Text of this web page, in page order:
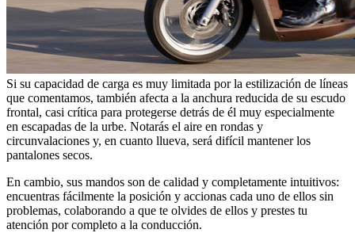
Si su capacidad de carga es muy limitada por la estilización de líneas
que comentamos, también afecta a la anchura reducida de su escudo
frontal, casi crítica para protegerse detrás de él muy especialmente
en escapadas de la urbe. Notarás el aire en rondas y
circunvalaciones y, en cuanto llueva, será difícil mantener los
pantalones secos.
En cambio, sus mandos son de calidad y completamente intuitivos:
encuentras fácilmente la posición y accionas cada uno de ellos sin
problemas, colaborando a que te olvides de ellos y prestes tu
atención por completo a la conducción.